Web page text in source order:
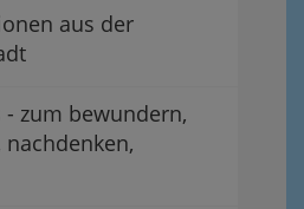
aus der
- zum bewundern,
nachdenken,